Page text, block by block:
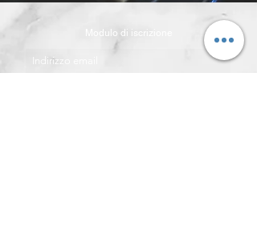
Modulo di iscrizione